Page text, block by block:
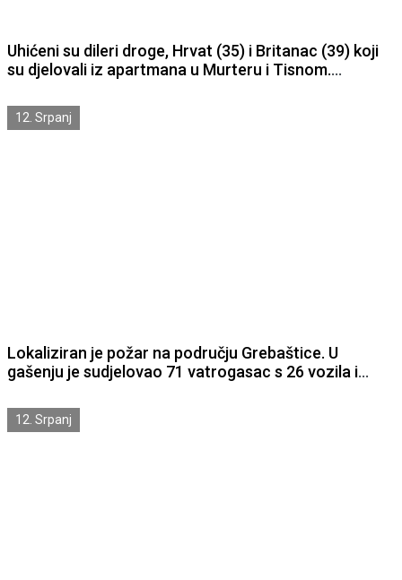
Uhićeni su dileri droge, Hrvat (35) i Britanac (39) koji
su djelovali iz apartmana u Murteru i Tisnom.
kokaina i ketamina.
12. Srpanj
Lokaliziran je požar na području Grebaštice. U
gašenju je sudjelovao 71 vatrogasac s 26 vozila i
12. Srpanj